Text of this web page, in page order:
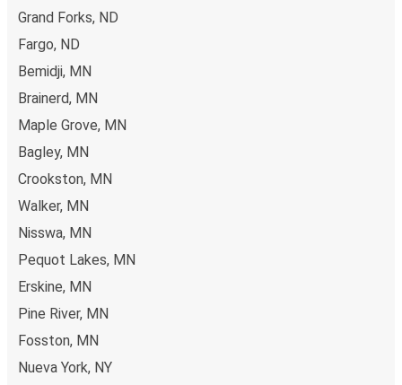
Grand Forks, ND
Fargo, ND
Bemidji, MN
Brainerd, MN
Maple Grove, MN
Bagley, MN
Crookston, MN
Walker, MN
Nisswa, MN
Pequot Lakes, MN
Erskine, MN
Pine River, MN
Fosston, MN
Nueva York, NY